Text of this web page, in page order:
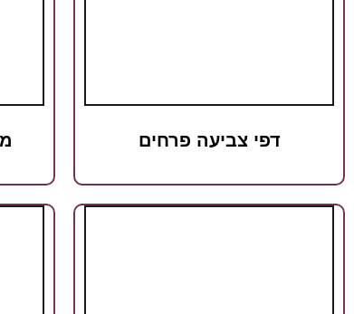
דפי צביעה פרחים